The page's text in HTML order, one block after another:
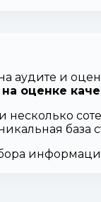
аудите и
оценке
несколько
база